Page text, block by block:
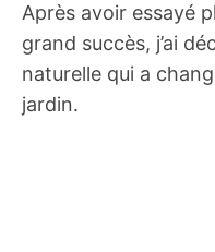
Après avoir essayé
grand succès, j’ai
naturelle qui a
jardin.